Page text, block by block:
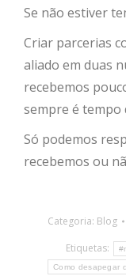
Se não estiver
Criar parcerias
aliado em duas
recebemos
sempre é tempo
Só podemos
recebemos ou
Categoria: Blog
Etiquetas:
Como desapegar